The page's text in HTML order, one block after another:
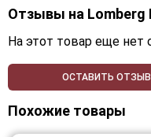
Отзывы на Lomberg
На этот товар еще нет
ОСТАВИТЬ ОТЗЫВ
Похожие товары